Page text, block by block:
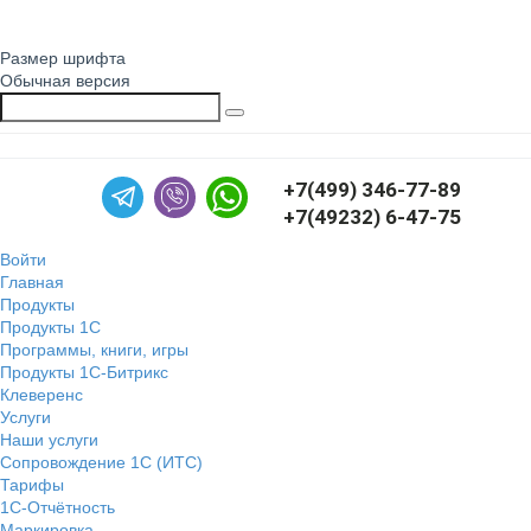
Размер шрифта
Обычная версия
+7(499) 346-77-89
+7(49232) 6-47-75
Войти
Главная
Продукты
Продукты 1С
Программы, книги, игры
Продукты 1С-Битрикс
Клеверенс
Услуги
Наши услуги
Сопровождение 1С (ИТС)
Тарифы
1С-Отчётность